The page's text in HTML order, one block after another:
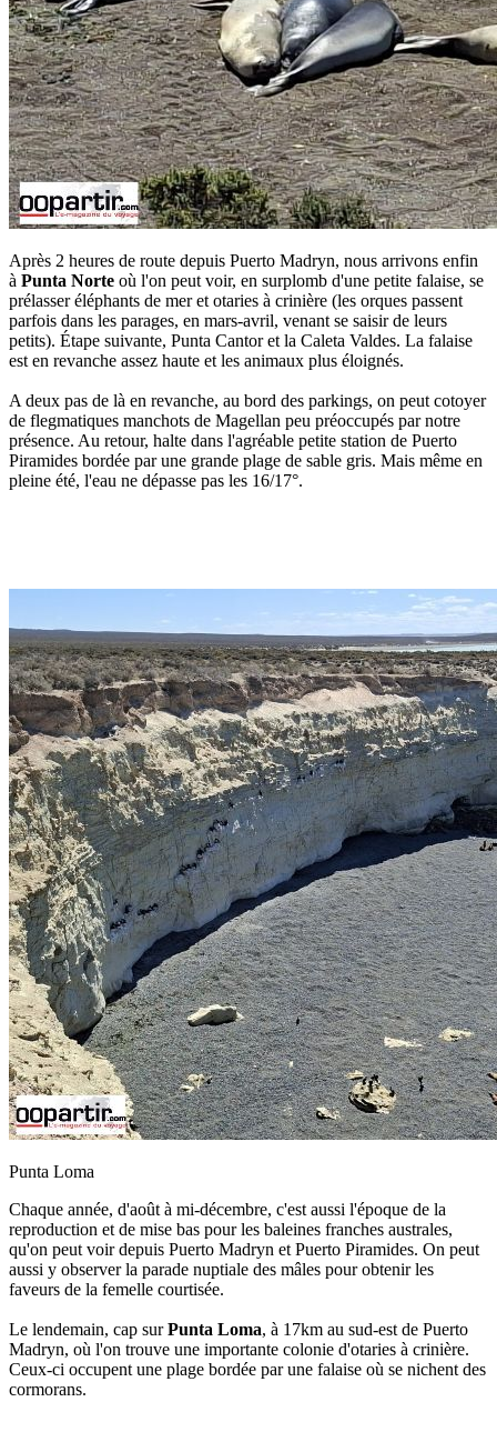
Après 2 heures de route depuis Puerto Madryn, nous arrivons enfin
à Punta Norte où l'on peut voir, en surplomb d'une petite falaise, se
prélasser éléphants de mer et otaries à crinière (les orques passent
parfois dans les parages, en mars-avril, venant se saisir de leurs
petits). Étape suivante, Punta Cantor et la Caleta Valdes. La falaise
est en revanche assez haute et les animaux plus éloignés.
A deux pas de là en revanche, au bord des parkings, on peut cotoyer
de flegmatiques manchots de Magellan peu préoccupés par notre
présence. Au retour, halte dans l'agréable petite station de Puerto
Piramides bordée par une grande plage de sable gris. Mais même en
pleine été, l'eau ne dépasse pas les 16/17°.
Punta Loma
Chaque année, d'août à mi-décembre, c'est aussi l'époque de la
reproduction et de mise bas pour les baleines franches australes,
qu'on peut voir depuis Puerto Madryn et Puerto Piramides. On peut
aussi y observer la parade nuptiale des mâles pour obtenir les
faveurs de la femelle courtisée.
Le lendemain, cap surPunta Loma, à 17km au sud-est de Puerto
Madryn, où l'on trouve une importante colonie d'otaries à crinière.
Ceux-ci occupent une plage bordée par une falaise où se nichent des
cormorans.